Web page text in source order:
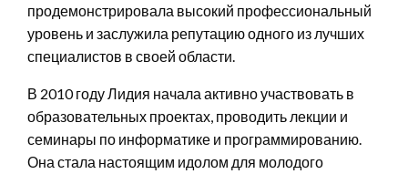
продемонстрировала высокий профессиональный
уровень и заслужила репутацию одного из лучших
специалистов в своей области.
В 2010 году Лидия начала активно участвовать в
образовательных проектах, проводить лекции и
семинары по информатике и программированию.
Она стала настоящим идолом для молодого